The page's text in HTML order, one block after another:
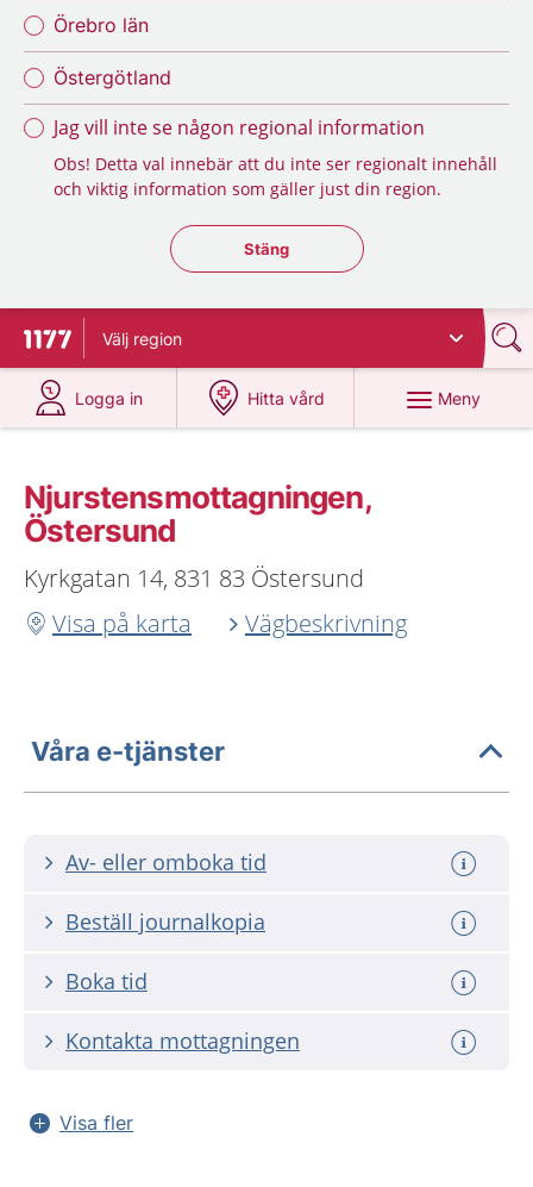
Örebro län
Östergötland
Jag vill inte se någon regional information
Obs! Detta val innebär att du inte ser regionalt innehåll
och viktig information som gäller just din region.
Stäng regionsväljaren
Stäng
Till startsidan för 1177
Välj region
Logga in
på 1177.se
Hitta vård
på 1177.se
Meny
Njurstensmottagningen,
Östersund
Kyrkgatan 14, 831 83 Östersund
Visa på karta
Vägbeskrivning
Våra e-tjänster
Av- eller omboka tid
Beställ journalkopia
Boka tid
Kontakta mottagningen
Visa fler